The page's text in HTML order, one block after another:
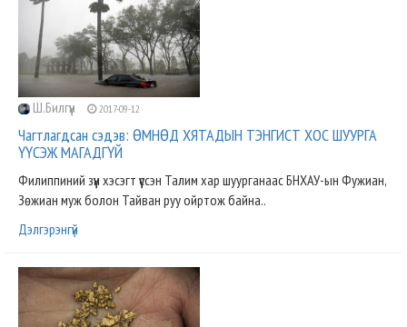
Ш.Билгүүн 2017-09-12
Чагтлагдсан сэдэв: ӨМНӨД ХЯТАДЫН ТЭНГИСТ ХОС ШУУРГА
ҮҮСЭЖ МАГАДГҮЙ
Филиппиний зүүн хэсэгт үүссэн Талим хар шуурганаас БНХАУ-ын Фужиан,
Зөжиан муж болон Тайван руу ойртож байна..
Дэлгэрэнгүй